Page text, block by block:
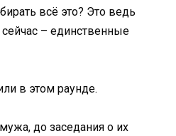
всё это? Это ведь
– единственные
в этом раунде.
до заседания о их